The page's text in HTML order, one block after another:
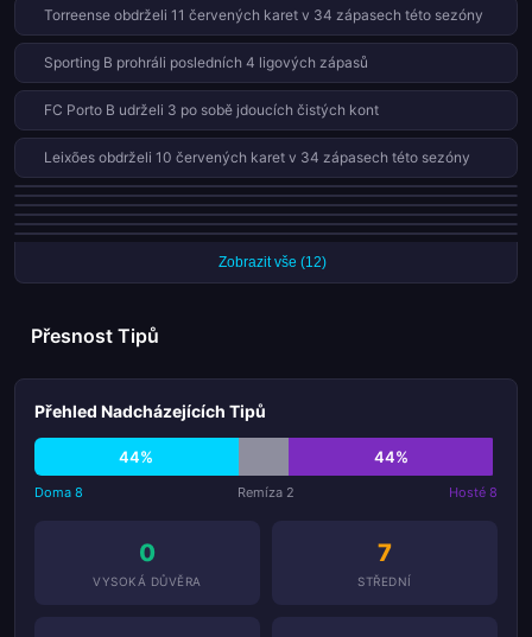
Torreense obdrželi 11 červených karet v 34 zápasech této sezóny
Sporting B prohráli posledních 4 ligových zápasů
FC Porto B udrželi 3 po sobě jdoucích čistých kont
Leixões obdrželi 10 červených karet v 34 zápasech této sezóny
Penafiel skórovali v každém ze svých posledních 7 zápasů
Maritimo obdrželi 9 červených karet v 34 zápasech této sezóny
Benfica B obdrželi 8 červených karet v 34 zápasech této sezóny
Chaves skórovali v každém ze svých posledních 6 zápasů
Torreense proměnili všech 8 penalt této sezóny
Zobrazit vše (12)
Přesnost Tipů
Přehled Nadcházejících Tipů
44% 44%
Doma 8 Remíza 2 Hosté 8
0
VYSOKÁ DŮVĚRA
7
STŘEDNÍ